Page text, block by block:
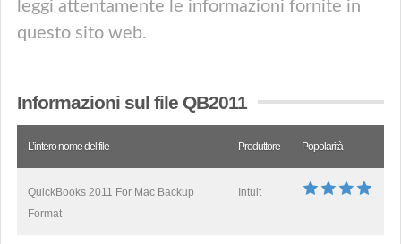
leggi attentamente le informazioni fornite in
questo sito web.
Informazioni sul file QB2011
L’intero nome del file Produttore Popolarità
QuickBooks 2011 For Mac Backup
Format
Intuit